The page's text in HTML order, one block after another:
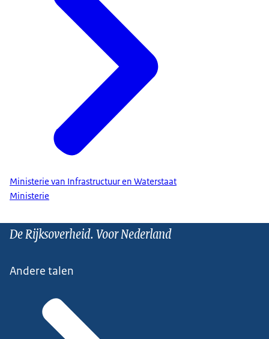
Ministerie van Infrastructuur en Waterstaat
Ministerie
De Rijksoverheid. Voor Nederland
Andere talen